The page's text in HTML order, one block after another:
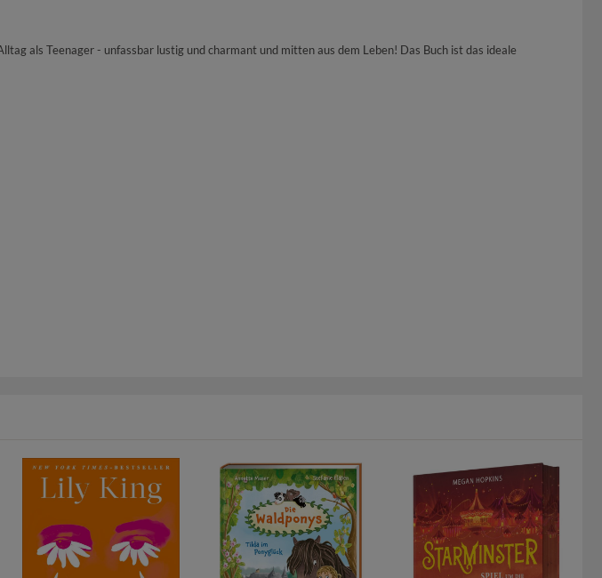
als Teenager - unfassbar lustig und charmant und mitten aus dem Leben! Das Buch ist das ideale